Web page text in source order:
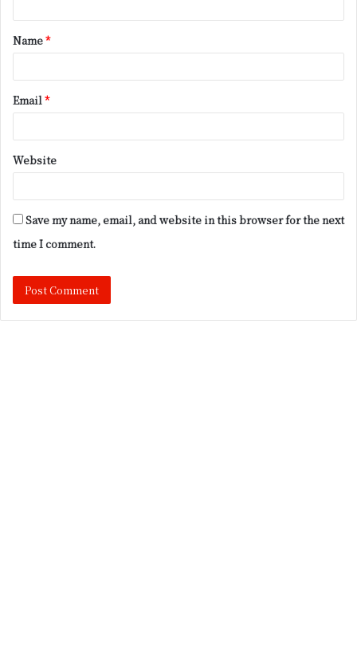
t
*
Name*
Email *
Website
Save my name, email, and website in this browser for the next
time I comment.